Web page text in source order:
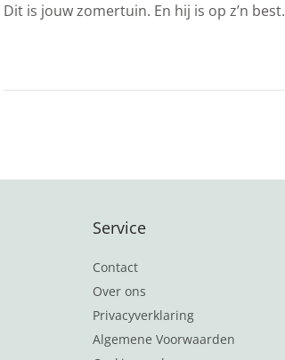
Dit is jouw zomertuin. En hij is op z’n best.
Service
Contact
Over ons
Privacyverklaring
Algemene Voorwaarden